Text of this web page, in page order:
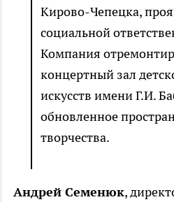
Кирово-Чепецка,
социальной
Компания
концертный зал
искусств имени Г.И.
обновленное
творчества.
Андрей Семенюк,